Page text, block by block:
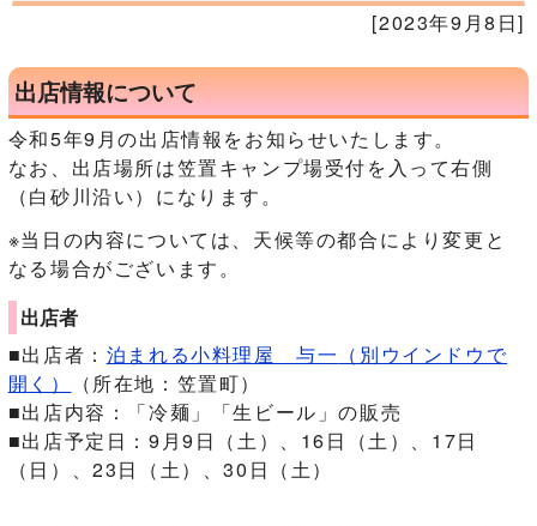
[2023年9月8日]
出店情報について
令和5年9月の出店情報をお知らせいたします。
なお、出店場所は笠置キャンプ場受付を入って右側
（白砂川沿い）になります。
※当日の内容については、天候等の都合により変更と
なる場合がございます。
出店者
■出店者： 泊まれる小料理屋 与一 （別ウインドウで
開く）
（所在地：笠置町）
■出店内容：「冷麺」「生ビール」の販売
■出店予定日：9月9日（土）、16日（土）、17日
（日）、23日（土）、30日（土）